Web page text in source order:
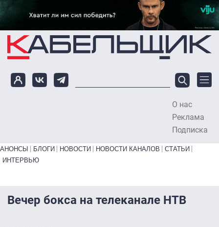
Перейти к основному содержанию
О нас
Реклама
Подписка
Primary links bottom
АНОНСЫ БЛОГИ НОВОСТИ НОВОСТИ КАНАЛОВ
СТАТЬИ
ИНТЕРВЬЮ
Вечер бокса на телеканале НТВ